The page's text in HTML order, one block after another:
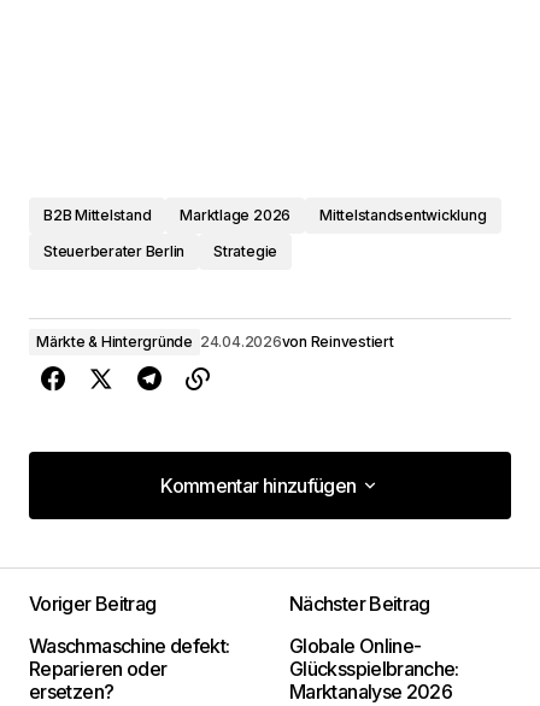
B2B Mittelstand Marktlage 2026
Mittelstandsentwicklung
Steuerberater Berlin
Strategie
Märkte & Hintergründe 24.04.2026von Reinvestiert
Kommentar hinzufügen
Kommentar hinzufügen
veröffentlicht. Erforderliche Felder sind mit
markiert
Voriger Beitrag
Waschmaschine defekt:
Reparieren oder
ersetzen?
Nächster Beitrag
Globale Online-
Glücksspielbranche:
Marktanalyse 2026